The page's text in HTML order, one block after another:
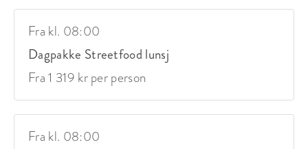
Fra kl. 08:00
Dagpakke Streetfood lunsj
Fra 1 319 kr per person
Fra kl. 08:00